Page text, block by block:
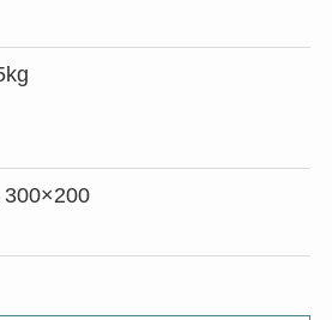
300×200